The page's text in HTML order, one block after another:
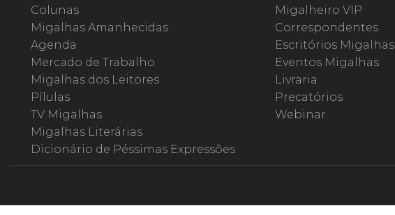
Colunas
Migalhas Amanhecidas
Agenda
Mercado de Trabalho
Migalhas dos Leitores
Pílulas
TV Migalhas
Migalhas Literárias
Dicionário de Péssimas Expressões
Migalheiro VIP
Correspondentes
Escritórios Migalhas
Eventos Migalhas
Livraria
Precatórios
Webinar